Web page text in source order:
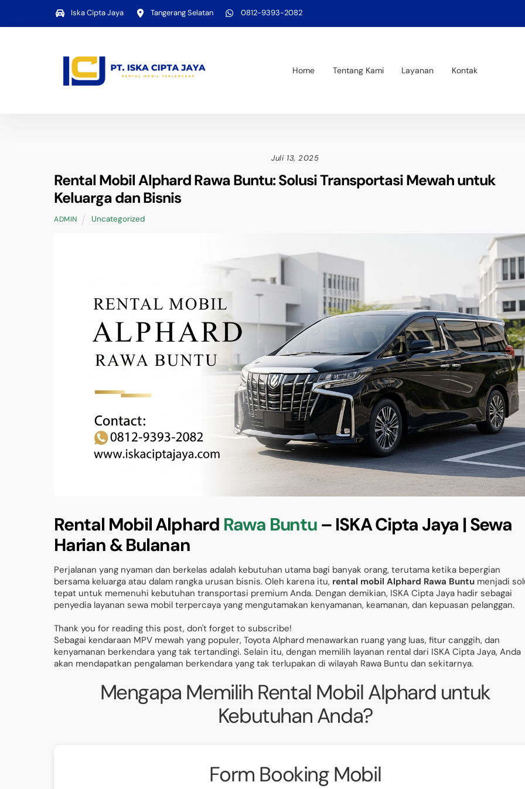
content
Iska Cipta Jaya Tangerang Selatan 0812-9393-2082
Home Tentang Kami Layanan Kontak
Juli 13, 2025
Rental Mobil Alphard Rawa Buntu: Solusi Transportasi Mewah untuk
Keluarga dan Bisnis
ADMIN Uncategorized
Rental Mobil Alphard Rawa Buntu– ISKA Cipta Jaya | Sewa
Harian & Bulanan
Perjalanan yang nyaman dan berkelas adalah kebutuhan utama bagi banyak orang, terutama ketika bepergian
bersama keluarga atau dalam rangka urusan bisnis. Oleh karena itu, rental mobil Alphard Rawa Buntu menjadi
tepat untuk memenuhi kebutuhan transportasi premium Anda. Dengan demikian, ISKA Cipta Jaya hadir sebagai
penyedia layanan sewa mobil terpercaya yang mengutamakan kenyamanan, keamanan, dan kepuasan pelanggan.
Thank you for reading this post, don't forget to subscribe!
Sebagai kendaraan MPV mewah yang populer, Toyota Alphard menawarkan ruang yang luas, fitur canggih, dan
kenyamanan berkendara yang tak tertandingi. Selain itu, dengan memilih layanan rental dari ISKA Cipta Jaya, Anda
akan mendapatkan pengalaman berkendara yang tak terlupakan di wilayah Rawa Buntu dan sekitarnya.
Mengapa Memilih Rental Mobil Alphard untuk
Kebutuhan Anda?
Form Booking Mobil